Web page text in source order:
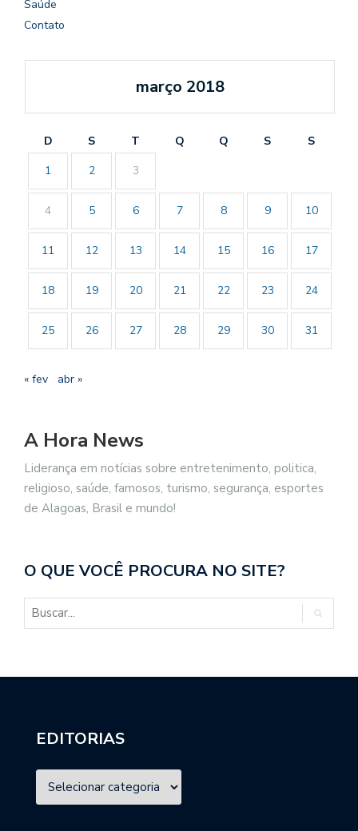
Saúde
Contato
março 2018
D S T Q Q S
S
1
2 3
4 5 6 7 8 9 10
11 12 13 14 15 16 17
18 19 20 21 22 23 24
25 26 27 28 29 30 31
« fev abr »
A Hora News
Liderança em notícias sobre entretenimento, politica,
religioso, saúde, famosos, turismo, segurança, esportes
de Alagoas, Brasil e mundo!
O QUE VOCÊ PROCURA NO SITE?
EDITORIAS